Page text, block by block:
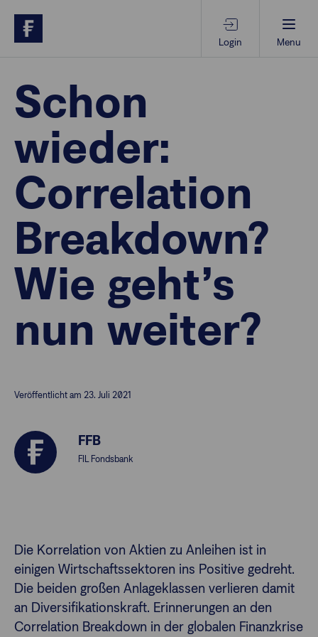
Login Menu
Beratungs-Tools
Anlagethemen
Anlagestrategien
Geschäftserfolg
Ansprechpartner
Kontakt
Schon
wieder:
Correlation
Breakdown?
Wie geht’s
nun weiter?
Veröffentlicht am 23. Juli 2021
FFB
FIL Fondsbank
Die Korrelation von Aktien zu Anleihen ist in
einigen Wirtschaftssektoren ins Positive gedreht.
Die beiden großen Anlageklassen verlieren damit
an Diversifikationskraft. Erinnerungen an den
Correlation Breakdown in der globalen Finanzkrise